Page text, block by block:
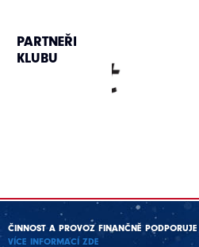
PARTNEŘI
KLUBU
ČINNOST A PROVOZ FINANČNĚ PODPORUJE
VÍCE INFORMACÍ ZDE